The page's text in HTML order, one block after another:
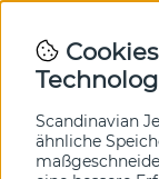
Newsletter
In unserem
hier an.
Scandinavian
ähnliche